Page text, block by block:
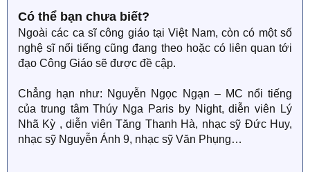
Có thể bạn chưa biết?
Ngoài các ca sĩ công giáo tại Việt Nam, còn có một số
nghệ sĩ nổi tiếng cũng đang theo hoặc có liên quan tới
đạo Công Giáo sẽ được đề cập.
Chẳng hạn như: Nguyễn Ngọc Ngạn – MC nổi tiếng
của trung tâm Thúy Nga Paris by Night, diễn viên Lý
Nhã Kỳ , diễn viên Tăng Thanh Hà, nhạc sỹ Đức Huy,
nhạc sỹ Nguyễn Ánh 9, nhạc sỹ Văn Phụng…